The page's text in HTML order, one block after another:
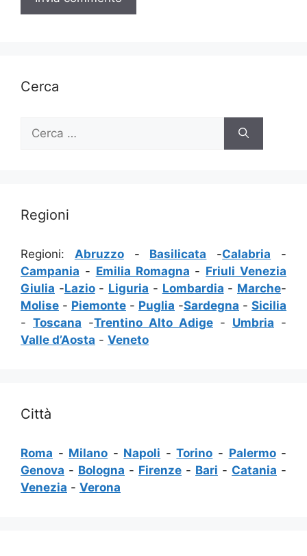
Cerca
per:
Regioni
Regioni: Abruzzo- Basilicata -Calabria -
Campania - Emilia Romagna - Friuli Venezia
Giulia -Lazio- Liguria - Lombardia - Marche-
Molise - Piemonte - Puglia -Sardegna - Sicilia
- Toscana -Trentino Alto Adige - Umbria -
Valle d’Aosta - Veneto
Città
Roma - Milano - Napoli -Torino - Palermo-
Genova - Bologna - Firenze - Bari - Catania -
Venezia - Verona